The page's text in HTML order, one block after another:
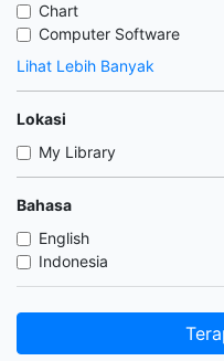
Chart
Computer Software
Lihat Lebih Banyak
Lokasi
My Library
Bahasa
English
Indonesia